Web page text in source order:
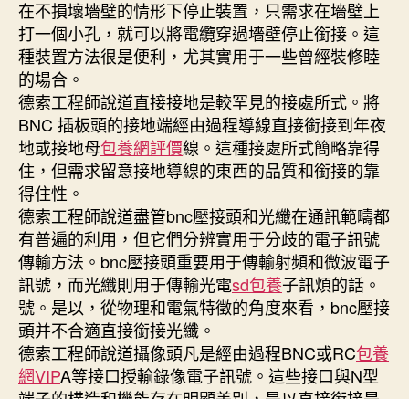
孩
甜
心
貝
聊
包
養
網
中
在不損壞墻壁的情形下停止裝置，只需求在墻壁上
打一個小孔，就可以將電纜穿過墻壁停止銜接。這
種裝置方法很是便利，尤其實用于一些曾經裝修睦
的場合。
德索工程師說道直接接地是較罕見的接處所式。將
BNC 插板頭的接地端經由過程導線直接銜接到年夜
地或接地母包養網評價線。這種接處所式簡略靠得
住，但需求留意接地導線的東西的品質和銜接的靠
得住性。
德索工程師說道盡管bnc壓接頭和光纖在通訊範疇都
有普遍的利用，但它們分辨實用于分歧的電子訊號
傳輸方法。bnc壓接頭重要用于傳輸射頻和微波電子
訊號，而光纖則用于傳輸光電sd包養子訊煩的話。
號。是以，從物理和電氣特徵的角度來看，bnc壓接
頭并不合適直接銜接光纖。
德索工程師說道攝像頭凡是經由過程BNC或RC包養
網VIPA等接口授輸錄像電子訊號。這些接口與N型